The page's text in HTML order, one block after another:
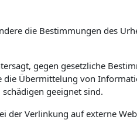
die Bestimmungen des
gegen gesetzliche
Übermittelung von
geeignet sind.
der Verlinkung auf externe